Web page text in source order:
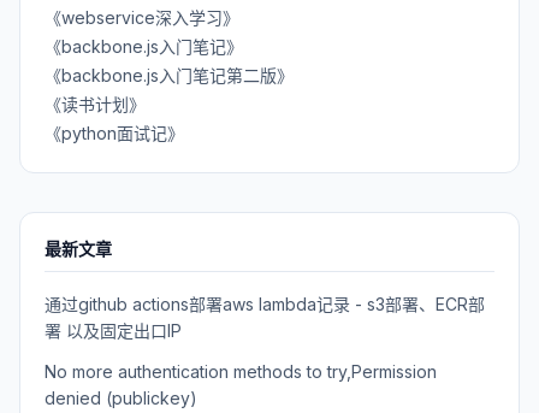
《webservice深入学习》
《backbone.js入门笔记》
《backbone.js入门笔记第二版》
《读书计划》
《python面试记》
最新文章
通过github actions部署aws lambda记录 - s3部署、ECR部
署 以及固定出口IP
No more authentication methods to try,Permission
denied (publickey)